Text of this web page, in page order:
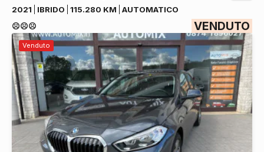
2021
IBRIDO 115.280 KM
AUTOMATICO
☹️☹️☹️
VENDUTO
Venduto